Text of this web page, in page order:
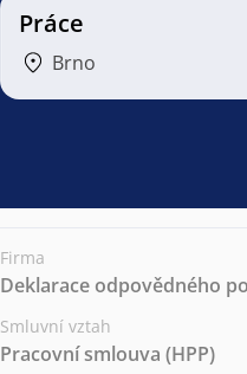
Práce
Brno
Firma
Deklarace odpovědného
Smluvní vztah
Pracovní smlouva (HPP)